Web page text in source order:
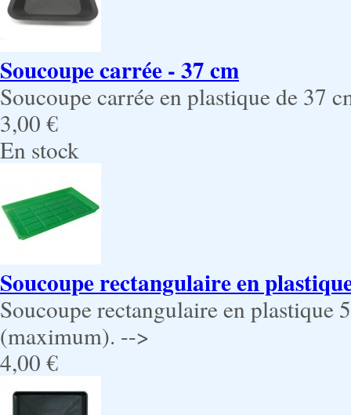
Soucoupe carrée - 37 cm
Soucoupe carrée en plastique de 37
3,00 €
En stock
Soucoupe rectangulaire en
Soucoupe rectangulaire en
(maximum). -->
4,00 €